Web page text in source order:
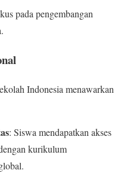
pada pengembangan
Indonesia menawarkan
: Siswa mendapatkan akses
kurikulum